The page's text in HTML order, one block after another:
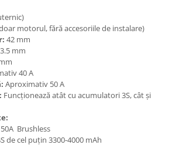
motorul, fără accesoriile de instalare)
42 mm
mm
40 A
Aproximativ 50 A
Funcționează atât cu acumulatori 3S, cât și
50A Brushless
de cel puțin 3300-4000 mAh